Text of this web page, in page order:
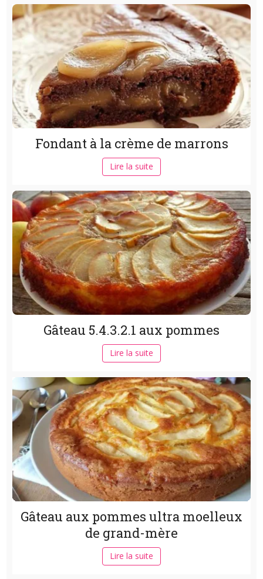
Fondant à la crème de marrons
Lire la suite
Gâteau 5.4.3.2.1 aux pommes
Lire la suite
Gâteau aux pommes ultra moelleux
de grand-mère
Lire la suite